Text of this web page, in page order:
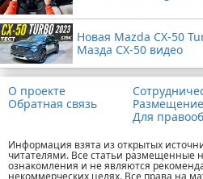
Новая Mazda CX-50
Мазда CX-50 видео
О проекте
Обратная связь
Для
Информация взята из открытых
читателями. Все статьи размещенные
ознакомления и не являются